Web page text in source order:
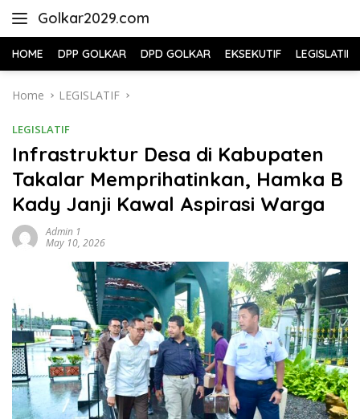
Golkar2029.com
HOME DPP GOLKAR DPD GOLKAR EKSEKUTIF LEGISLATIF
Home LEGISLATIF
LEGISLATIF
Infrastruktur Desa di Kabupaten
Takalar Memprihatinkan, Hamka B
Kady Janji Kawal Aspirasi Warga
Admin 1
May 10, 2026